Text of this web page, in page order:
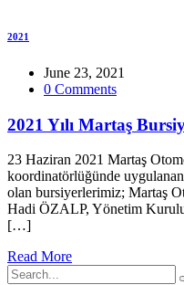
2021
June 23, 2021
0 Comments
2021 Yılı Martaş
23 Haziran 2021 Martaş
koordinatörlüğünde
olan bursiyerlerimiz; Martaş
Hadi ÖZALP, Yönetim
[…]
Read More